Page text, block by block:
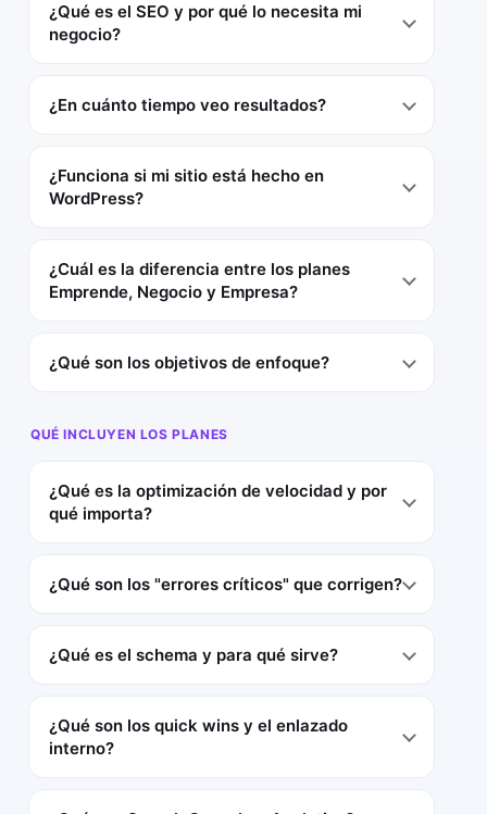
¿Qué es el SEO y por qué lo necesita mi
negocio?
¿En cuánto tiempo veo resultados?
¿Funciona si mi sitio está hecho en
WordPress?
¿Cuál es la diferencia entre los planes
Emprende, Negocio y Empresa?
¿Qué son los objetivos de enfoque?
QUÉ INCLUYEN LOS PLANES
¿Qué es la optimización de velocidad y por
qué importa?
¿Qué son los "errores críticos" que corrigen?
¿Qué es el schema y para qué sirve?
¿Qué son los quick wins y el enlazado
interno?